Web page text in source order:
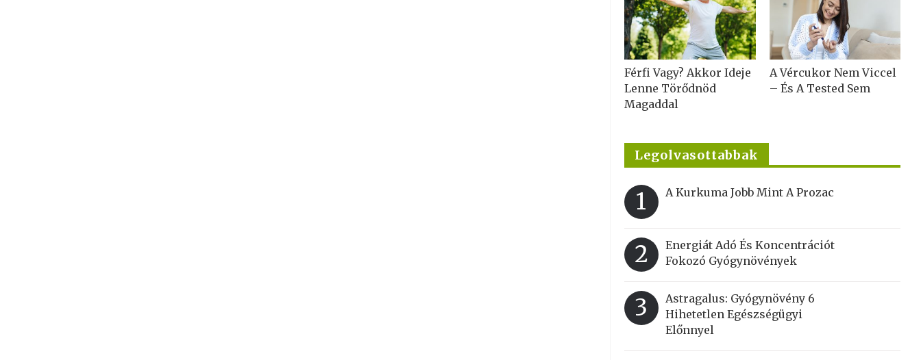
Férfi Vagy? Akkor Ideje
Lenne Törődnöd
Magaddal
A Vércukor Nem Viccel
– És A Tested Sem
Legolvasottabbak
1 A Kurkuma Jobb Mint A Prozac
2
Energiát Adó És Koncentrációt
Fokozó Gyógynövények
3
Astragalus: Gyógynövény 6
Hihetetlen Egészségügyi
Előnnyel